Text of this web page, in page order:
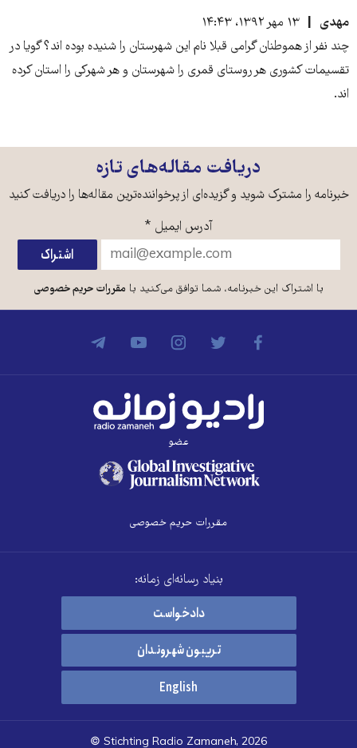
مهدی
۱۳ مهر ۱۳۹۲، ۱۴:۴۳
چند نفر از هموطنان گرامی قبلا نام این شهرستان را شنیده بوده اند؟ گویا در
تقسیمات کشوری هر روستای قمری را شهرستان و هر شهرکی را استان کرده
اند.
دریافت مقاله‌های تازه
خبرنامه را مشترک شوید و گزیده‌ای از پرخواننده‌ترین مقاله‌ها را دریافت کنید
آدرس ایمیل *
با اشتراک این خبرنامه، شما توافق می‌کنید بامقررات حریم خصوصی
عضو
مقررات حریم خصوصی
بنیاد رسانه‌ای زمانه:
دادخواست
تریبون شهروندان
English
© Stichting Radio Zamaneh, 2026